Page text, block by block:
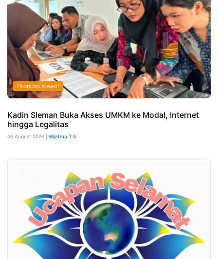
Ekonomi Kreatif
Kadin Sleman Buka Akses UMKM ke Modal, Internet
hingga Legalitas
06 August 2026 | Wijatma T S